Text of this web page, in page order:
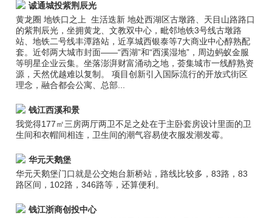
诚通城投紫荆辰光
黄龙圈 地铁口之上 生活迭新 地处西湖区古墩路、天目山路路口
的紫荆辰光，坐拥黄龙、文教双中心，毗邻地铁3号线古墩路
站、地铁二号线丰潭路站，近享城西银泰等7大商业中心醇熟配
套。近邻两大城市封面——“西湖”和“西溪湿地”，周边蚂蚁金服
等明星企业云集。坐落澎湃财富涌动之地，荟集城市一线醇熟资
源，天然优越难以复制。 项目创新引入国际流行的开放式街区
理念，融合都会公寓、总部...
钱江西溪和景
我觉得177㎡三房两厅两卫不足之处在于主卧套房设计里面的卫
生间和衣帽间相连，卫生间的潮气容易使衣服发潮发霉。
华元天鹅堡
华元天鹅堡门口就是公交炮台新桥站，路线比较多，83路，83
路区间，102路，346路等，还算便利。
钱江浙商创投中心